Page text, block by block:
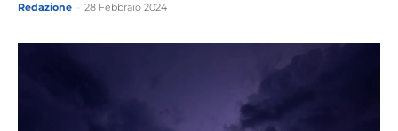
Redazione 28 Febbraio 2024